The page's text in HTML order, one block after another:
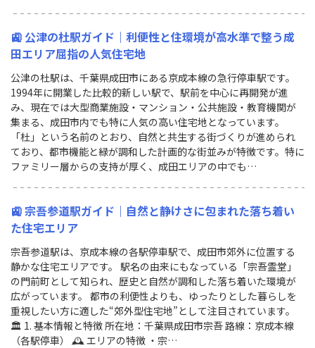
🚉 公津の杜駅ガイド｜利便性と住環境が高水準で整う成
田エリア屈指の人気住宅地
公津の杜駅は、千葉県成田市にある京成本線の急行停車駅です。
1994年に開業した比較的新しい駅で、駅前を中心に再開発が進
み、現在では大型商業施設・マンション・公共施設・教育機関が
集まる、成田市内でも特に人気の高い住宅地となっています。
「杜」という名前のとおり、自然と共生する街づくりが進められ
ており、都市機能と緑が調和した計画的な街並みが特徴です。特に
ファミリー層からの支持が厚く、成田エリアの中でも…
🚉 宗吾参道駅ガイド｜自然と静けさに包まれた落ち着い
た住宅エリア
宗吾参道駅は、京成本線の各駅停車駅で、成田市郊外に位置する
静かな住宅エリアです。 駅名の由来にもなっている「宗吾霊堂」
の門前町として知られ、歴史と自然が調和した落ち着いた環境が
広がっています。 都市の利便性よりも、ゆったりとした暮らしを
重視したい方に適した“郊外型住宅地”として注目されています。
🏛 1. 基本情報と特徴 所在地：千葉県成田市宗吾 路線：京成本線
（各駅停車） 🕰 エリアの特徴 ・宗…